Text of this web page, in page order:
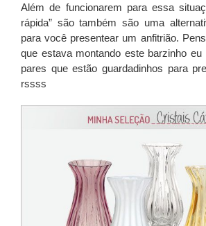
Além de funcionarem para essa
rápida” são também são uma
para você presentear um anfitrião.
que estava montando este barzinho
pares que estão guardadinhos para
rssss